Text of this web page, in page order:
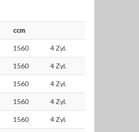
ccm
1560 4 Zyl.
1560 4 Zyl.
1560 4 Zyl.
1560 4 Zyl.
1560 4 Zyl.